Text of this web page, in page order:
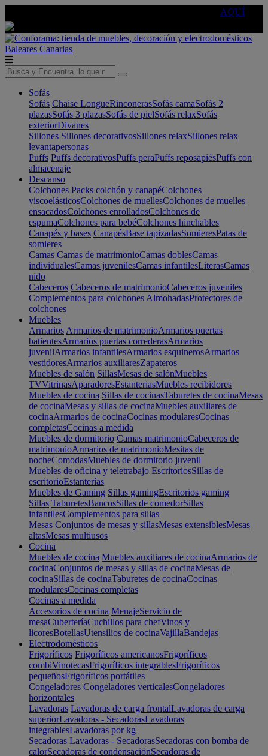
AQUÍ
Baleares Canarias
Sofás
Sofás Chaise LongueRinconerasSofás camaSofás 2
plazasSofás 3 plazasSofás de pielSofás relaxSofás
exteriorDivanes
Sillones Sillones decorativosSillones relaxSillones relax
levantapersonas
Puffs Puffs decorativosPuffs peraPuffs reposapiésPuffs con
almacenaje
Descanso
Colchones Packs colchón y canapéColchones
viscoelásticosColchones de muellesColchones de muelles
ensacadosColchones enrolladosColchones de
espumaColchones para bebéColchones hinchables
Canapés y bases CanapésBase tapizadasSomieresPatas de
somieres
Camas Camas de matrimonioCamas doblesCamas
individualesCamas juvenilesCamas infantilesLiterasCamas
nido
Cabeceros Cabeceros de matrimonioCabeceros juveniles
Complementos para colchones AlmohadasProtectores de
colchones
Muebles
Armarios Armarios de matrimonioArmarios puertas
batientesArmarios puertas correderasArmarios
juvenilArmarios infantilesArmarios esquinerosArmarios
vestidoresArmarios auxiliaresZapateros
Muebles de salón SillasMesas de salónMuebles
TVVitrinasAparadoresEstanteriasMuebles recibidores
Muebles de cocina Sillas de cocinasTaburetes de cocinaMesas
de cocinaMesas y sillas de cocinaMuebles auxiliares de
cocinaArmarios de cocinaCocinas modularesCocinas
completasCocinas a medida
Muebles de dormitorio Camas matrimonioCabeceros de
matrimonioArmarios de matrimonioMesitas de
nocheComodasMuebles de dormitorio juvenil
Muebles de oficina y teletrabajo EscritoriosSillas de
escritorioEstanterías
Muebles de Gaming Sillas gamingEscritorios gaming
Sillas TaburetesBancosSillas de comedorSillas
infantilesComplementos para sillas
Mesas Conjuntos de mesas y sillasMesas extensiblesMesas
altasMesas multiusos
Cocina
Muebles de cocina Muebles auxiliares de cocinaArmarios de
cocinaConjuntos de mesas y sillas de cocinaMesas de
cocinaSillas de cocinaTaburetes de cocinaCocinas
modularesCocinas completas
Cocinas a medida
Accesorios de cocina MenajeServicio de
mesaCuberteríaCuchillos para chefVinos y
licoresBotellasUtensilios de cocinaVajillaBandejas
Electrodomésticos
Frigoríficos Frigoríficos americanosFrigoríficos
combiVinotecasFrigoríficos integrablesFrigoríficos
pequeñosFrigoríficos portátiles
Congeladores Congeladores verticalesCongeladores
horizontales
Lavadoras Lavadoras de carga frontalLavadoras de carga
superiorLavadoras - SecadorasLavadoras
integrablesLavadoras por kg
Secadoras Lavadoras - SecadorasSecadoras con bomba de
calorSecadoras de condensaciónSecadoras de